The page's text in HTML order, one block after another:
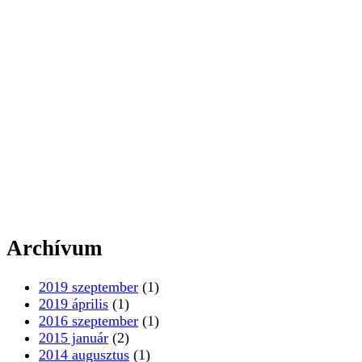
Archívum
2019 szeptember (1)
2019 április (1)
2016 szeptember (1)
2015 január (2)
2014 augusztus (1)